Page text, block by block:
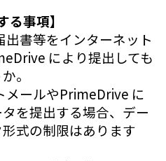
る事項】
出書等をインターネット
により提出しても
。
メールやPrimeDrive に
を提出する場合、デー
式の制限はあります